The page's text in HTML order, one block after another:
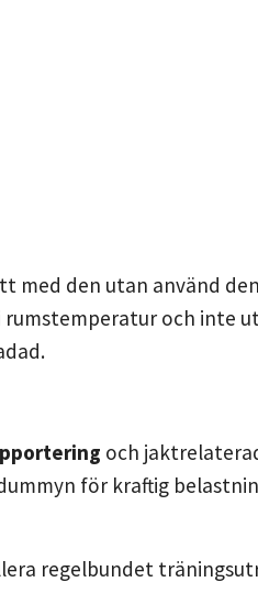
med den utan använd
och inte
och
för kraftig
regelbundet